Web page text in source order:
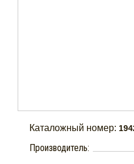
Каталожный номер:
Производитель: